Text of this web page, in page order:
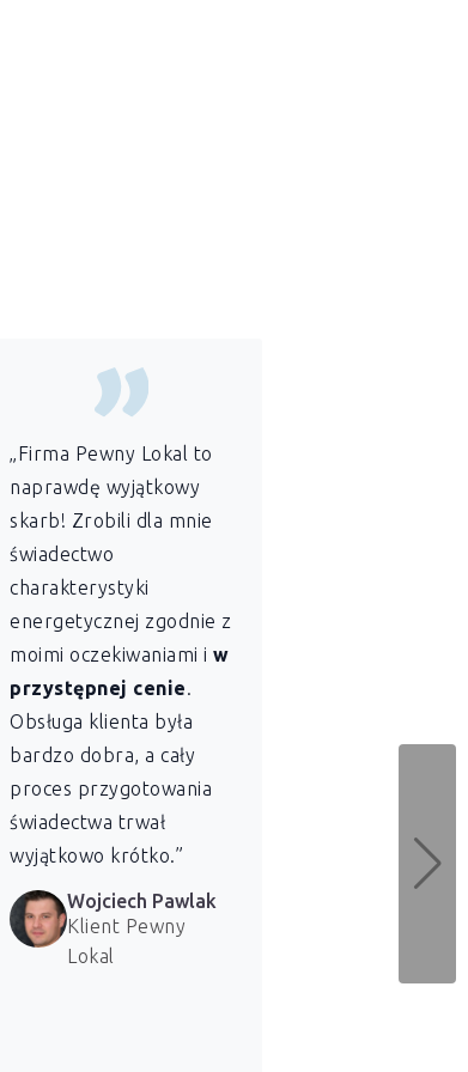
„Firma Pewny Lokal to
naprawdę wyjątkowy
skarb! Zrobili dla mnie
świadectwo
charakterystyki
energetycznej zgodnie z
moimi oczekiwaniami i w
przystępnej cenie.
Obsługa klienta była
bardzo dobra, a cały
proces przygotowania
świadectwa trwał
wyjątkowo krótko.”
Wojciech Pawlak
Klient Pewny
Lokal